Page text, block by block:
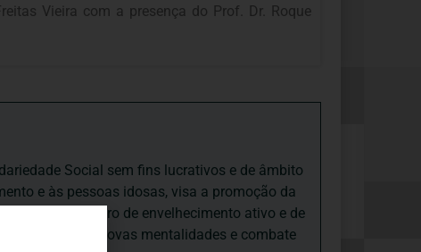
Vieira com a presença do Prof. Dr. Roque
Social sem fins lucrativos e de âmbito
e às pessoas idosas, visa a promoção da
num quadro de envelhecimento ativo e de
promove novas mentalidades e combate